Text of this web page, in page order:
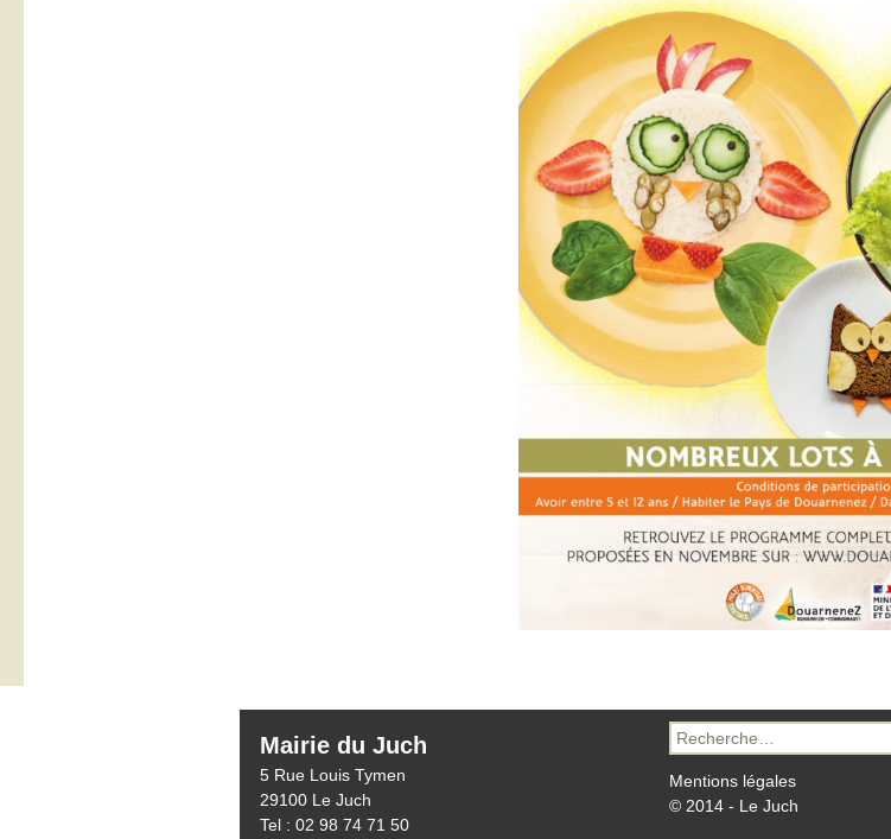
Mairie du Juch
5 Rue Louis Tymen
29100 Le Juch
Tel : 02 98 74 71 50
Recherche
pour :
Mentions légales
© 2014 - Le Juch